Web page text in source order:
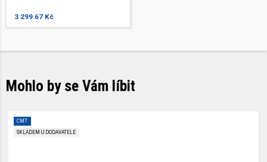
3 299.67 Kč
Mohlo by se Vám líbit
SKLADEM U DODAVATELE
CMT